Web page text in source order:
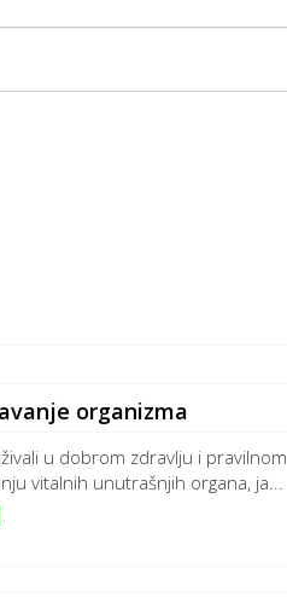
organizma
u dobrom zdravlju i pravilnom
vitalnih unutrašnjih organa, ja...